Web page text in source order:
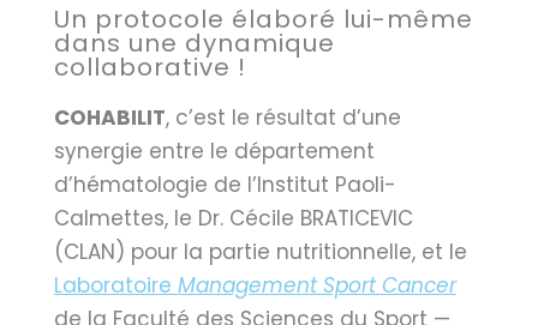
Un protocole élaboré lui-même
dans une dynamique
collaborative !
COHABILIT, c’est le résultat d’une
synergie entre le département
d’hématologie de l’Institut Paoli-
Calmettes, le Dr. Cécile BRATICEVIC
(CLAN) pour la partie nutritionnelle, et le
Laboratoire Management Sport Cancer
de la Faculté des Sciences du Sport —